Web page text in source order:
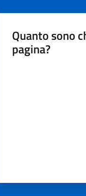
Quanto sono
pagina?